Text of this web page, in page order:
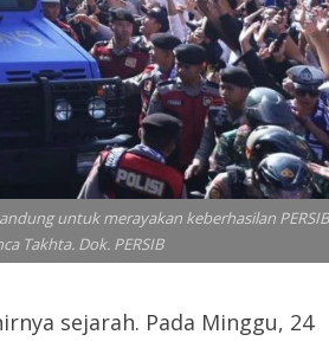
untuk merayakan keberhasilan PERSIB
Takhta. Dok. PERSIB
sejarah. Pada Minggu, 24